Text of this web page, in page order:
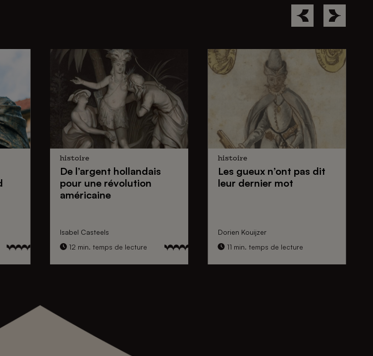
histoire
De l’argent hollandais
pour une révolution
américaine
Isabel Casteels
12 min. temps de lecture
histoire
Les gueuxn’ont pas dit
leur dernier mot
Dorien Kouijzer
11 min. temps de lecture